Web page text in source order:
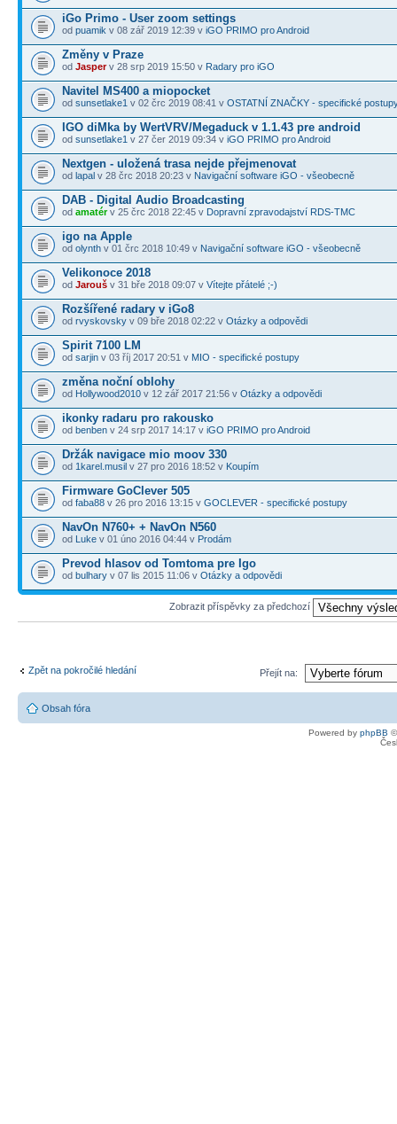
iGo Primo - User zoom settings
od puamik v 08 zář 2019 12:39 v iGO PRIMO pro Android
Změny v Praze
od Jasperv 28 srp 2019 15:50 v Radary pro iGO
Navitel MS400 a miopocket
od sunsetlake1 v 02 črc 2019 08:41 v OSTATNÍ ZNAČKY - specifické
IGO diMka by WertVRV/Megaduck v 1.1.43 pre android
od sunsetlake1 v 27 čer 2019 09:34 v iGO PRIMO pro Android
Nextgen - uložená trasa nejde přejmenovat
od lapal v 28 črc 2018 20:23 v Navigační software iGO - všeobecně
DAB - Digital Audio Broadcasting
od amatérv 25 črc 2018 22:45 v Dopravní zpravodajství RDS-TMC
igo na Apple
od olynth v 01 črc 2018 10:49 v Navigační software iGO - všeobecně
Velikonoce 2018
od Jarouš v 31 bře 2018 09:07 v Vítejte přátelé ;-)
Rozšířené radary v iGo8
od rvyskovsky v 09 bře 2018 02:22 v Otázky a odpovědi
Spirit 7100 LM
od sarjin v 03 říj 2017 20:51 v MIO - specifické postupy
změna noční oblohy
od Hollywood2010 v 12 zář 2017 21:56 v Otázky a odpovědi
ikonky radaru pro rakousko
od benben v 24 srp 2017 14:17 v iGO PRIMO pro Android
Držák navigace mio moov 330
od 1karel.musil v 27 pro 2016 18:52 v Koupím
Firmware GoClever 505
od faba88 v 26 pro 2016 13:15 v GOCLEVER - specifické postupy
NavOn N760+ + NavOn N560
od Luke v 01 úno 2016 04:44 v Prodám
Prevod hlasov od Tomtoma pre Igo
od bulhary v 07 lis 2015 11:06 v Otázky a odpovědi
Zobrazit příspěvky za předchozí
Zpět na pokročilé hledání Přejít na:
Obsah fóra
Powered by phpBB